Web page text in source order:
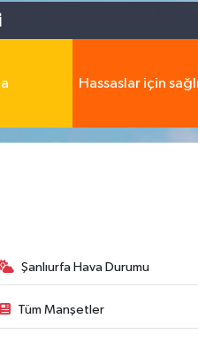
Hassaslar için
Şanlıurfa Hava Durumu
Tüm Manşetler